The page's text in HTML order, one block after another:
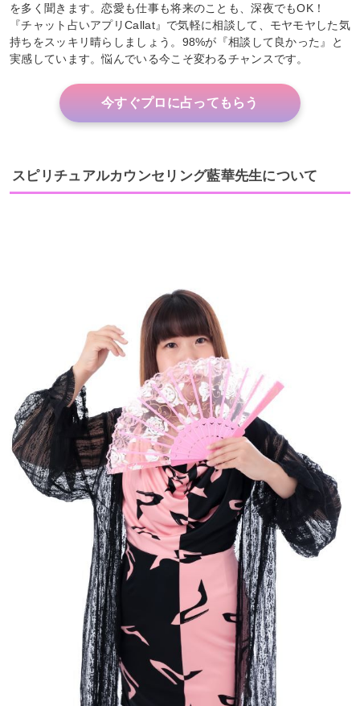
を多く聞きます。恋愛も仕事も将来のことも、深夜でもOK！
『チャット占いアプリCallat』で気軽に相談して、モヤモヤした気
持ちをスッキリ晴らしましょう。98%が『相談して良かった』と
実感しています。悩んでいる今こそ変わるチャンスです。
今すぐプロに占ってもらう
スピリチュアルカウンセリング藍華先生について